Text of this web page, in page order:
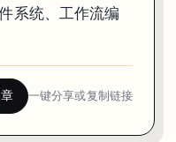
系统、工作流编
一键分享或复制链接